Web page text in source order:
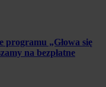
programu „Głowa się
na bezpłatne